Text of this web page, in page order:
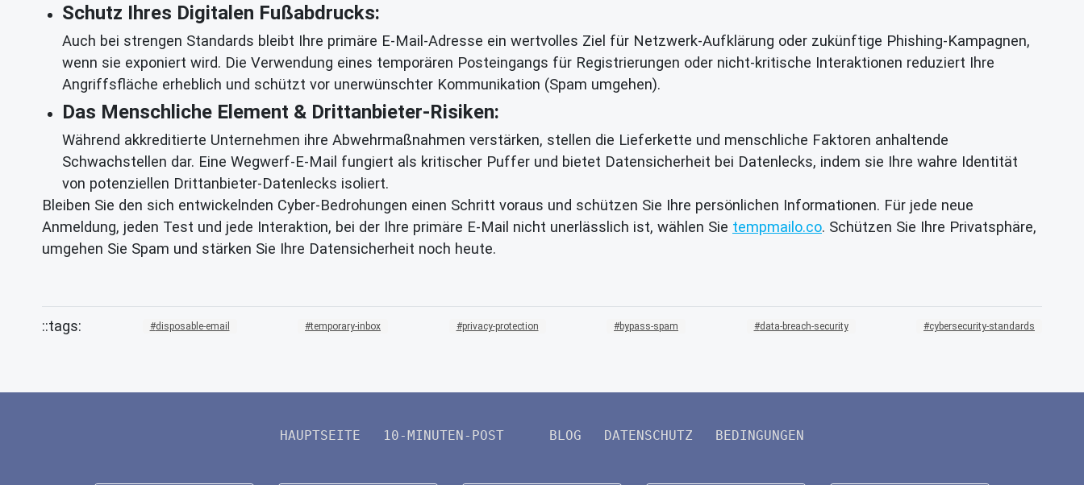
Schutz Ihres Digitalen Fußabdrucks:
Auch bei strengen Standards bleibt Ihre primäre E-Mail-Adresse ein wertvolles Ziel für Netzwerk-Aufklärung oder zukünftige Phishing-Kampagnen,
wenn sie exponiert wird. Die Verwendung eines temporären Posteingangs für Registrierungen oder nicht-kritische Interaktionen reduziert Ihre
Angriffsfläche erheblich und schützt vor unerwünschter Kommunikation (Spam umgehen).
Das Menschliche Element & Drittanbieter-Risiken:
Während akkreditierte Unternehmen ihre Abwehrmaßnahmen verstärken, stellen die Lieferkette und menschliche Faktoren anhaltende
Schwachstellen dar. Eine Wegwerf-E-Mail fungiert als kritischer Puffer und bietet Datensicherheit bei Datenlecks, indem sie Ihre wahre Identität
von potenziellen Drittanbieter-Datenlecks isoliert.
Bleiben Sie den sich entwickelnden Cyber-Bedrohungen einen Schritt voraus und schützen Sie Ihre persönlichen Informationen. Für jede neue
Anmeldung, jeden Test und jede Interaktion, bei der Ihre primäre E-Mail nicht unerlässlich ist, wählen Sie tempmailo.co. Schützen Sie Ihre Privatsphäre,
umgehen Sie Spam und stärken Sie Ihre Datensicherheit noch heute.
disposable-email temporary-inbox privacy-protection bypass-spam data-breach-security cybersecurity-standards
HAUPTSEITE 10-MINUTEN-POST BLOG DATENSCHUTZ BEDINGUNGEN